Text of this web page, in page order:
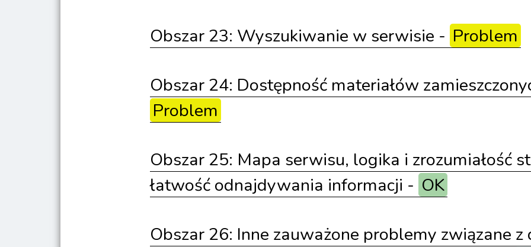
Obszar 23: Wyszukiwanie w serwisie - Problem
Obszar 24: Dostępność materiałów
Problem
Obszar 25: Mapa serwisu, logika i zrozumiałość
łatwość odnajdywania informacji - OK
Obszar 26: Inne zauważone problemy związane z